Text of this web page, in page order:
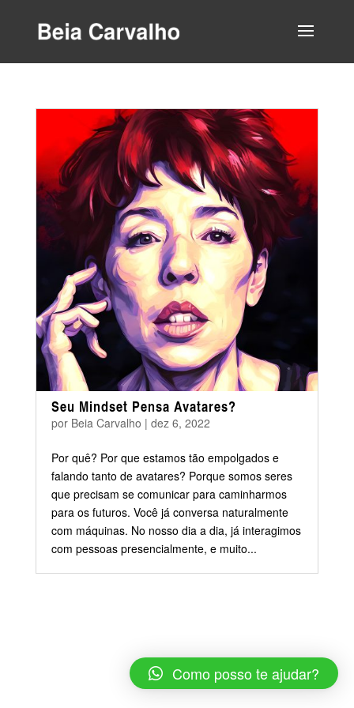
Seu Mindset Pensa Avatares?
por Beia Carvalho | dez 6, 2022
Por quê? Por que estamos tão empolgados e
falando tanto de avatares? Porque somos seres
que precisam se comunicar para caminharmos
para os futuros. Você já conversa naturalmente
com máquinas. No nosso dia a dia, já interagimos
com pessoas presencialmente, e muito...
Como posso te ajudar?